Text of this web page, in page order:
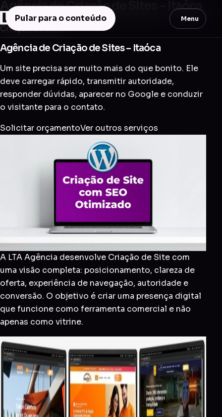
Pular para o conteúdo Menu
Agência de Criação de Sites – Itaóca
Criação de Site
Agência de Criação de Sites – Itaóca
Um site precisa ser muito mais do que bonito. Ele
deve carregar rápido, transmitir autoridade,
responder dúvidas, aparecer no Google e conduzir
o visitante para o contato.
Solicitar orçamentoVer outros serviços
A LTA Agência desenvolve Criação de Site com
uma visão completa: posicionamento, clareza de
oferta, experiência de navegação, autoridade e
conversão. O objetivo é criar uma presença digital
que funcione como ferramenta comercial e não
apenas como vitrine.